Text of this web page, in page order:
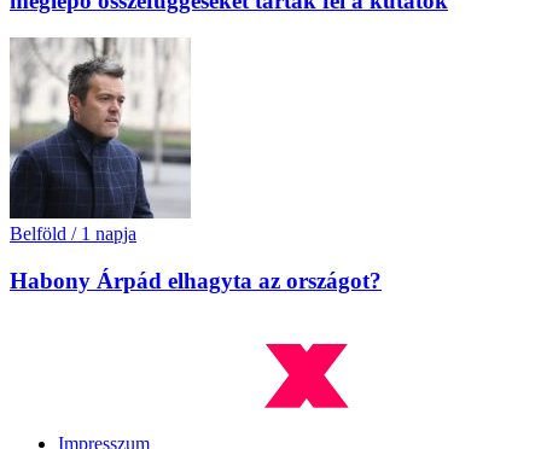
Belföld / 1 napja
Habony Árpád elhagyta az országot?
Impresszum